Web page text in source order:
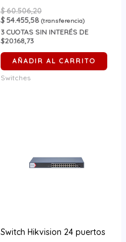
$60.506,20
$54.455,58 (transferencia)
3 CUOTAS SIN INTERÉS DE
$20.168,73
AÑADIR AL CARRITO
Switches
Switch Hikvision 24 puertos